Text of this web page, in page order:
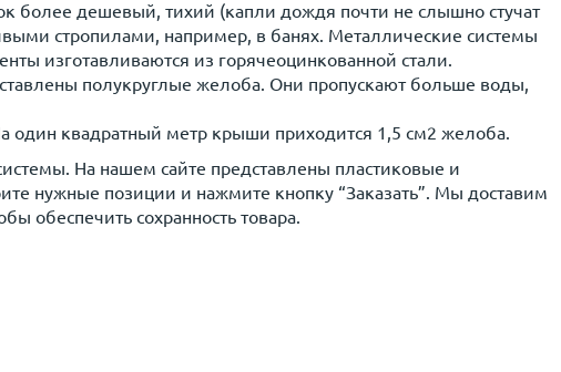
более дешевый, тихий (капли дождя почти не слышно стучат
стропилами, например, в банях. Металлические системы
изготавливаются из горячеоцинкованной стали.
полукруглые желоба. Они пропускают больше воды,
один квадратный метр крыши приходится 1,5 см2 желоба.
На нашем сайте представлены пластиковые и
нужные позиции и нажмите кнопку “Заказать”. Мы доставим
обеспечить сохранность товара.